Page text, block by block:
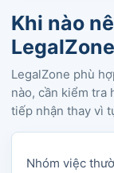
Khi nào
LegalZone phù
nào, cần kiểm tra
tiếp nhận thay vì
Nhóm việc